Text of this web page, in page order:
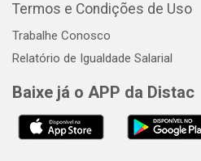
Termos e Condições de Uso
Trabalhe Conosco
Relatório de Igualdade Salarial
Baixe já o APP da Distac